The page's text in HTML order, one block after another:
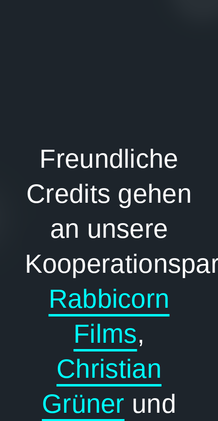
Freundliche
Credits gehen
an unsere
Rabbicorn
Films,
Christian
Grüner und